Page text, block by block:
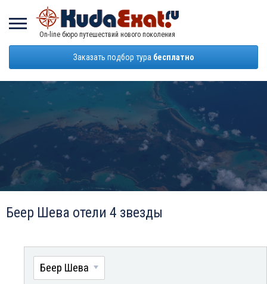
On-line бюро путешествий нового поколения
Заказать подбор тура бесплатно
Беер Шева отели 4 звезды
Беер Шева